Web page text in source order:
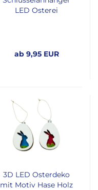
LED Osterei
ab 9,95 EUR
3D LED Osterdeko
mit Motiv Hase Holz